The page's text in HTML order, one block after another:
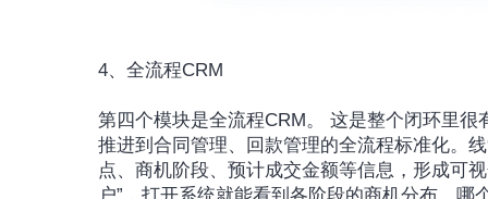
4、全流程CRM
第四个模块是全流程CRM。 这是整个闭环里
推进到合同管理、回款管理的全流程标准化。
点、商机阶段、预计成交金额等信息，形成可